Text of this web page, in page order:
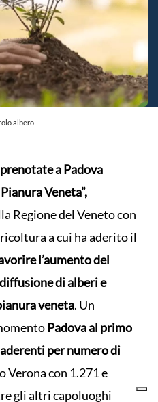
albero
a Padova
Veneta”,
Regione del Veneto con
a cui ha aderito il
l’aumento del
di alberi e
veneta. Un
Padova al primo
per numero di
Verona con 1.271 e
gli altri capoluoghi